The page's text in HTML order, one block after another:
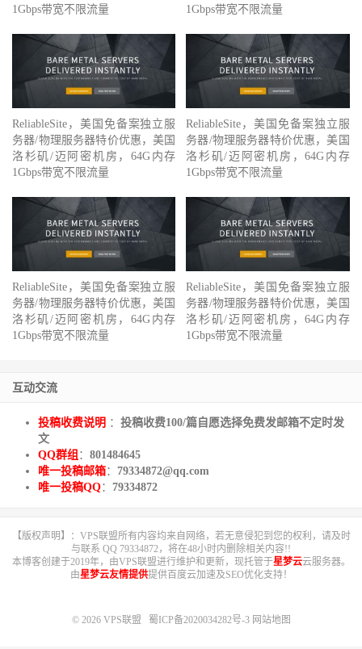
1Gbps带宽不限流量
1Gbps带宽不限流量
ReliableSite，美国免备案独立服
务器/物理服务器特价优惠，美国
洛杉矶/迈阿密机房，64G内存
1Gbps带宽不限流量
ReliableSite，美国免备案独立服
务器/物理服务器特价优惠，美国
洛杉矶/迈阿密机房，64G内存
1Gbps带宽不限流量
ReliableSite，美国免备案独立服
务器/物理服务器特价优惠，美国
洛杉矶/迈阿密机房，64G内存
1Gbps带宽不限流量
ReliableSite，美国免备案独立服
务器/物理服务器特价优惠，美国
洛杉矶/迈阿密机房，64G内存
1Gbps带宽不限流量
互动交流
投稿收费说明 ： 投稿收费100/篇自愿选择免费发邮箱不定时发
文
QQ群组 ： 801484645
唯一投稿邮箱： 79334872@qq.com
唯一投稿QQ： 79334872
【版权声明】：VPS联盟所有内容均来自网络，若无意侵犯到您的权利，请及时
与联系 QQ 79334872，将在48小时内删除相关内容!!
本博客创建于2019年，由VPS联盟进行维护和更新，现托管于星梦云云服务器。
由星梦云友情提供提供百度云加速及SEO优化支持！
© 2026 VPS联盟 蜀ICP备2020034282号-3 网站地图